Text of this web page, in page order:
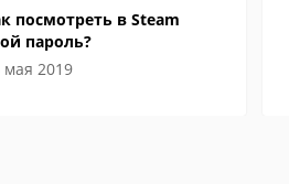
посмотреть в Steam
пароль?
мая 2019